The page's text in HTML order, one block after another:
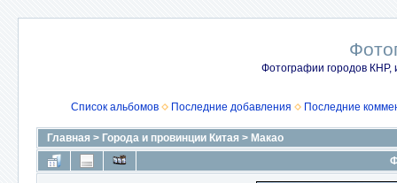
Фотографии городов КНР,
Список альбомов Последние добавления Последние
Главная > Города и провинции Китая > Макао